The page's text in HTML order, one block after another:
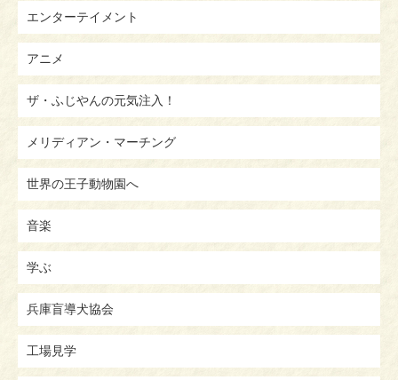
エンターテイメント
アニメ
ザ・ふじやんの元気注入！
メリディアン・マーチング
世界の王子動物園へ
音楽
学ぶ
兵庫盲導犬協会
工場見学